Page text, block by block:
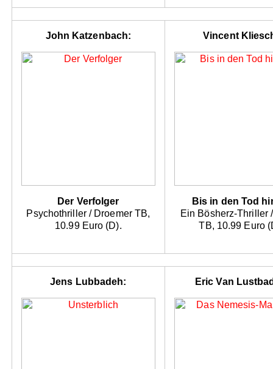
John Katzenbach:
Der Verfolger
Psychothriller / Droemer TB,
10.99 Euro (D).
Vincent
Bis in den Tod
Ein Bösherz-Thriller
TB, 10.99 Euro
Jens Lubbadeh: Eric Van